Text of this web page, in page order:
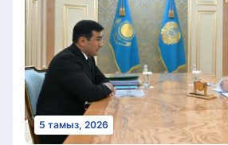
5 тамыз, 2026